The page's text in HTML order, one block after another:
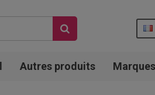
Autres produits Marques